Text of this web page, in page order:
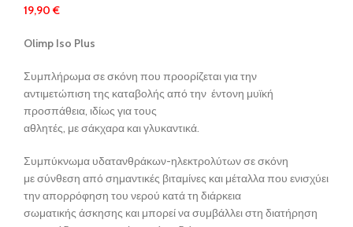
19,90€
Olimp Iso Plus
Συμπλήρωμα σε σκόνη που προορίζεται για την
αντιμετώπιση της καταβολής από την έντονη μυϊκή
προσπάθεια, ιδίως για τους
αθλητές, με σάκχαρα και γλυκαντικά.
Συμπύκνωμα υδατανθράκων-ηλεκτρολύτων σε σκόνη
με σύνθεση από σημαντικές βιταμίνες και μέταλλα που ενισχύει
την απορρόφηση του νερού κατά τη διάρκεια
σωματικής άσκησης και μπορεί να συμβάλλει στη διατήρηση